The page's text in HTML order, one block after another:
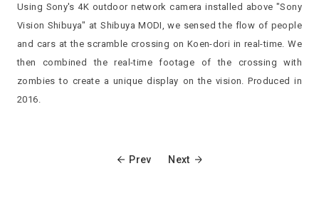
Using Sony's 4K outdoor network camera installed above "Sony
Vision Shibuya" at Shibuya MODI, we sensed the flow of people
and cars at the scramble crossing on Koen-dori in real-time. We
then combined the real-time footage of the crossing with
zombies to create a unique display on the vision. Produced in
2016.
Prev Next